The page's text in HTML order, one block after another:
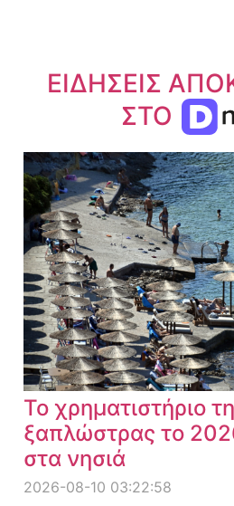
ΕΙΔΗΣΕΙΣ
ΣΤΟ
Το χρηματιστήριο
ξαπλώστρας το
στα νησιά
2026-08-10 03:22:58